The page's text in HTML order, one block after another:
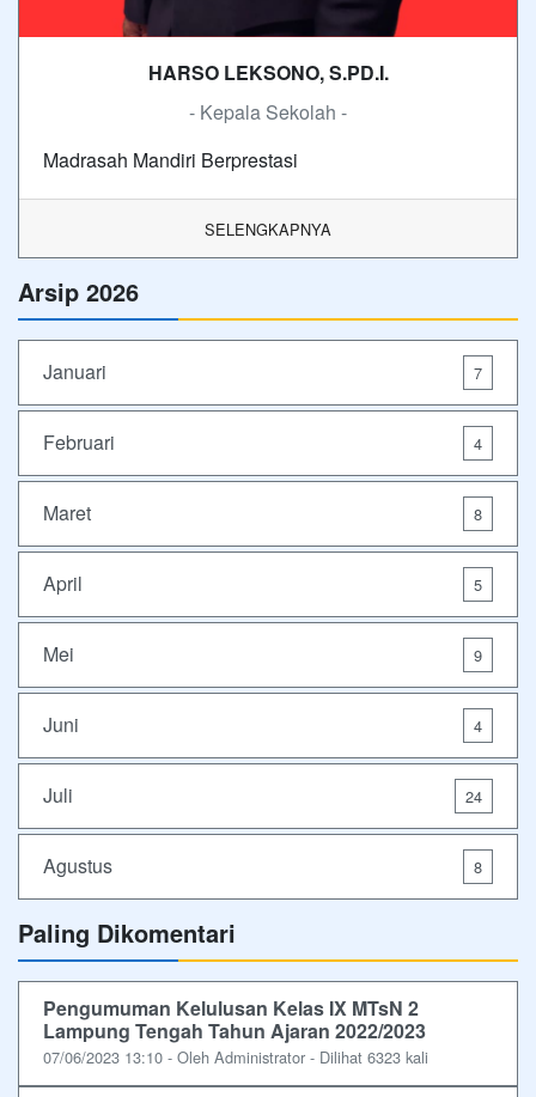
HARSO LEKSONO, S.PD.I.
- Kepala Sekolah -
Madrasah Mandiri Berprestasi
SELENGKAPNYA
Arsip 2026
Januari 7
Februari 4
Maret 8
April 5
Mei 9
Juni 4
Juli 24
Agustus 8
Paling Dikomentari
Pengumuman Kelulusan Kelas IX MTsN 2
Lampung Tengah Tahun Ajaran 2022/2023
07/06/2023 13:10 - Oleh Administrator - Dilihat 6323 kali